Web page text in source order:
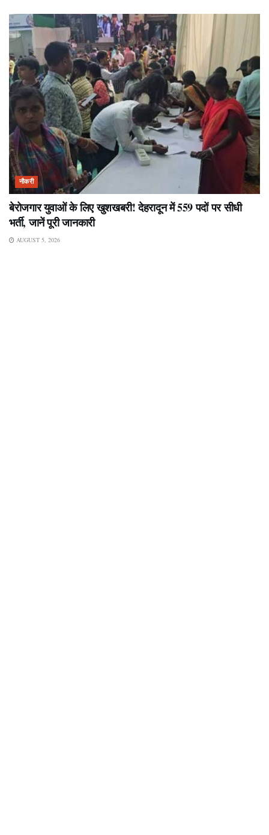
नौकरी
बेरोजगार युवाओं के लिए खुशखबरी! देहरादून में 559 पदों पर सीधी
भर्ती, जानें पूरी जानकारी
AUGUST 5, 2026